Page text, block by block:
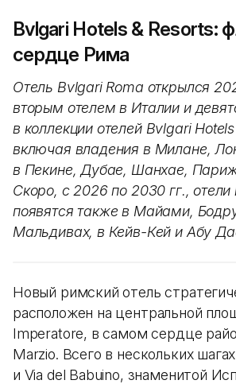
Bvlgari Hotels & Resorts:
сердце Рима
Отель Bvlgari Roma открылся
вторым отелем в Италии и
в коллекции отелей Bvlgari
включая владения в Милане,
в Пекине, Дубае, Шанхае,
Скоро, с 2026 по 2030 гг., отели
появятся также в Майами,
Мальдивах, в Кейв-Кей и Абу
Новый римский отель
расположен на центральной
Imperatore, в самом сердце
Marzio. Всего в нескольких
и Via del Babuino, знаменитой